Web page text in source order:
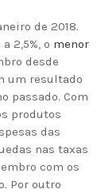
de 2018.
2,5%, o menor
desde
um resultado
passado. Com
produtos
das
nas taxas
com os
Por outro